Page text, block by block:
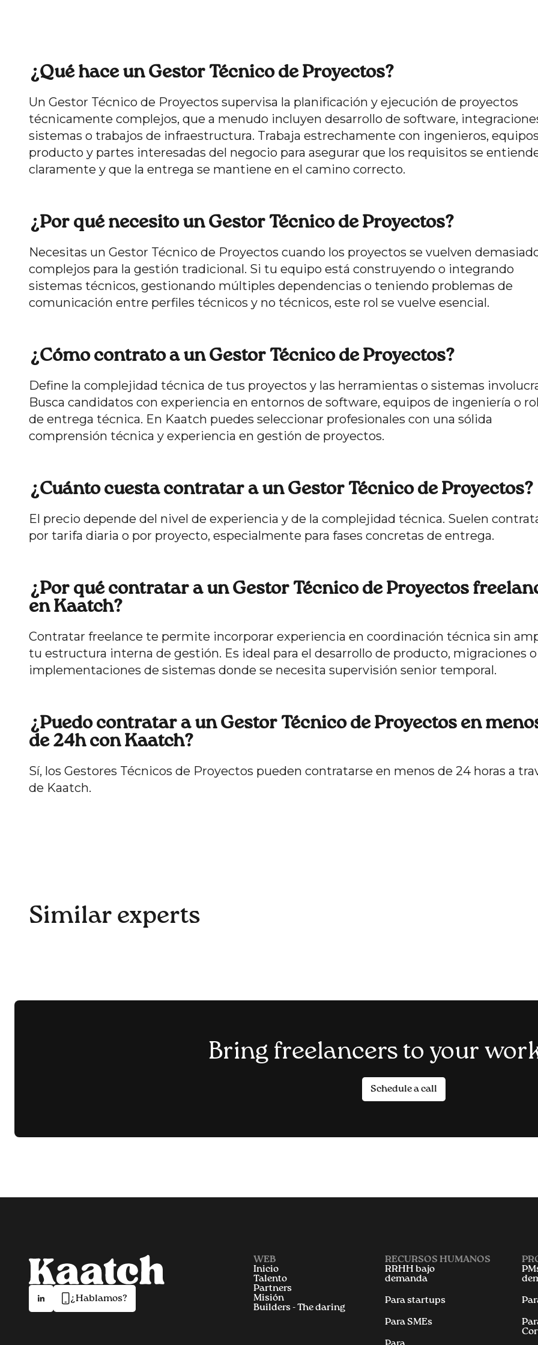
¿Qué hace un Gestor Técnico de Proyectos?
Un Gestor Técnico de Proyectos supervisa la planificación y ejecución de proyectos
técnicamente complejos, que a menudo incluyen desarrollo de software,
sistemas o trabajos de infraestructura. Trabaja estrechamente con ingenieros,
producto y partes interesadas del negocio para asegurar que los requisitos se
claramente y que la entrega se mantiene en el camino correcto.
¿Por qué necesito un Gestor Técnico de Proyectos?
Necesitas un Gestor Técnico de Proyectos cuando los proyectos se vuelven
complejos para la gestión tradicional. Si tu equipo está construyendo o integrando
sistemas técnicos, gestionando múltiples dependencias o teniendo problemas de
comunicación entre perfiles técnicos y no técnicos, este rol se vuelve esencial.
¿Cómo contrato a un Gestor Técnico de Proyectos?
Define la complejidad técnica de tus proyectos y las herramientas o sistemas
Busca candidatos con experiencia en entornos de software, equipos de ingeniería o
de entrega técnica. En Kaatch puedes seleccionar profesionales con una sólida
comprensión técnica y experiencia en gestión de proyectos.
¿Cuánto cuesta contratar a un Gestor Técnico de Proyectos?
El precio depende del nivel de experiencia y de la complejidad técnica. Suelen
por tarifa diaria o por proyecto, especialmente para fases concretas de entrega.
¿Por qué contratar a un Gestor Técnico de Proyectos
en Kaatch?
Contratar freelance te permite incorporar experiencia en coordinación técnica sin
tu estructura interna de gestión. Es ideal para el desarrollo de producto, migraciones o
implementaciones de sistemas donde se necesita supervisión senior temporal.
¿Puedo contratar a un Gestor Técnico de Proyectos en
de 24h con Kaatch?
Sí, los Gestores Técnicos de Proyectos pueden contratarse en menos de 24 horas a
de Kaatch.
Similar experts
Bring freelancers to your
Schedule a call
¿Hablamos?
WEB
Inicio
Talento
Partners
Misión
Builders - The daring
RECURSOS HUMANOS
RRHH bajo
demanda
Para startups
Para SMEs